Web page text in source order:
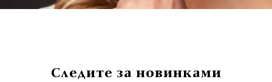
Следите за новинками